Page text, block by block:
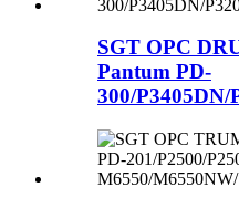
SGT OPC
Pantum PD-
300/P3405DN/